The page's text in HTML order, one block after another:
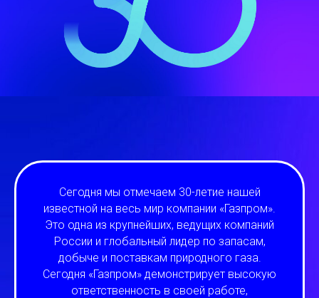
Сегодня мы отмечаем 30-летие нашей
известной на весь мир компании «Газпром».
Это одна из крупнейших, ведущих компаний
России и глобальный лидер по запасам,
добыче и поставкам природного газа.
Сегодня «Газпром» демонстрирует высокую
ответственность в своей работе,